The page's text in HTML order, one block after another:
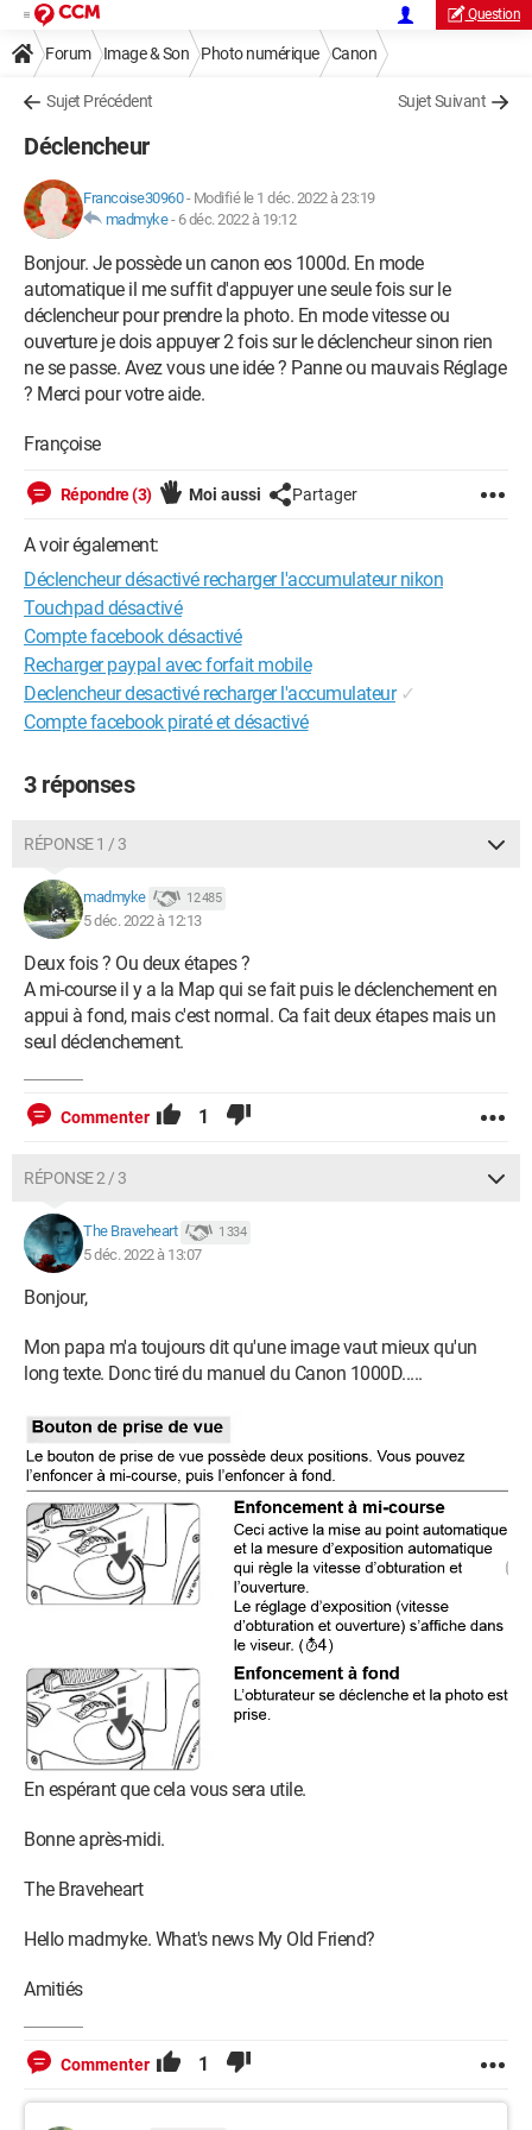
Question
Forum Image & Son Photo numérique Canon
Sujet Précédent Sujet Suivant
Déclencheur
Francoise30960- Modifié le 1 déc. 2022 à 23:19
madmyke- 6 déc. 2022 à 19:12
Bonjour. Je possède un canon eos 1000d. En mode
automatique il me suffit d'appuyer une seule fois sur le
déclencheur pour prendre la photo. En mode vitesse ou
ouverture je dois appuyer 2 fois sur le déclencheur sinon rien
ne se passe. Avez vous une idée ? Panne ou mauvais Réglage
? Merci pour votre aide.
Françoise
Répondre (3) Moi aussi Partager
A voir également:
Déclencheur désactivé recharger l'accumulateur nikon
Touchpad désactivé
Compte facebook désactivé
Recharger paypal avec forfait mobile
Declencheur desactivé recharger l'accumulateur ✓
Compte facebook piraté et désactivé
3 réponses
RÉPONSE 1 / 3
madmyke 12 485
5 déc. 2022 à 12:13
Deux fois ? Ou deux étapes ?
A mi-course il y a la Map qui se fait puis le déclenchement en
appui à fond, mais c'est normal. Ca fait deux étapes mais un
seul déclenchement.
Commenter 1
RÉPONSE 2 / 3
The Braveheart 1 334
5 déc. 2022 à 13:07
Bonjour,
Mon papa m'a toujours dit qu'une image vaut mieux qu'un
long texte. Donc tiré du manuel du Canon 1000D.....
En espérant que cela vous sera utile.
Bonne après-midi.
The Braveheart
Hello madmyke. What's news My Old Friend?
Amitiés
Commenter 1